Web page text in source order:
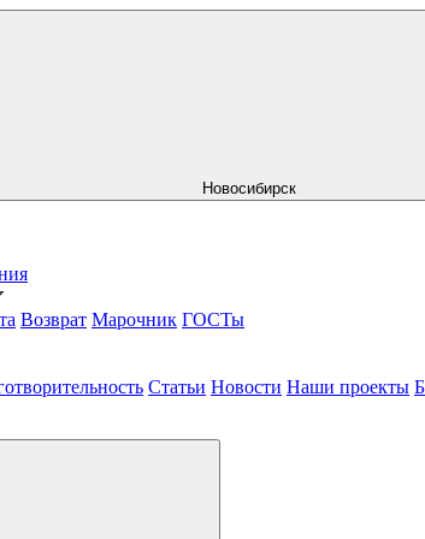
Новосибирск
Возврат Марочник ГОСТы
Статьи Новости Наши проекты